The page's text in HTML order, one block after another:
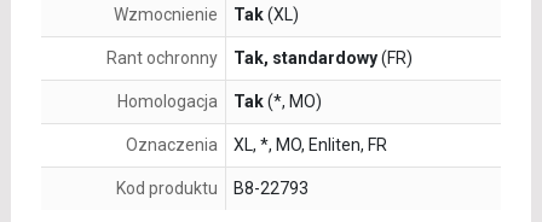
Wzmocnienie Tak(XL)
Rant ochronny Tak, standardowy(FR)
Homologacja Tak(*, MO)
Oznaczenia XL, *, MO, Enliten, FR
Kod produktu B8-22793